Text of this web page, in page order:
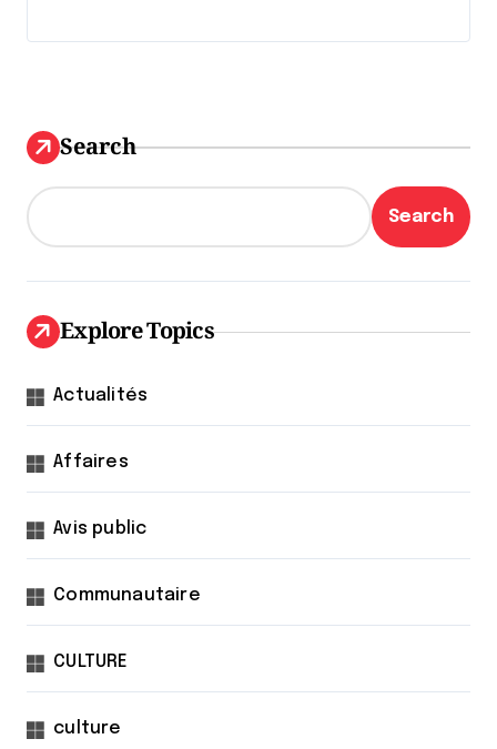
Search
Search
Explore Topics
Actualités
Affaires
Avis public
Communautaire
CULTURE
culture